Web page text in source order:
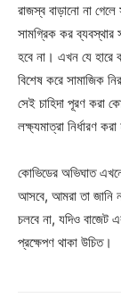
রাজস্ব বাড়ানো না
সামগ্রিক কর ব্যবস্থার
হবে না। এখন যে হারে
বিশেষ করে সামাজিক
সেই চাহিদা পূরণ করা
লক্ষ্যমাত্রা নির্ধারণ
কোভিডের অভিঘাত
আসবে, আমরা তা জানি
চলবে না, যদিও
প্রক্ষেপণ থাকা উচিত।